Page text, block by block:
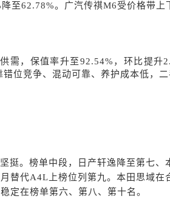
至62.78%。广汽传祺M6受价格带上
，保值率升至92.54%，环比提升
位竞争、混动可靠、养护成本低，二
挺。榜单中段， 日产轩逸降至第七、
替代A4L上榜位列第九。本田 思域在
定在榜单第六、第八、第十名。